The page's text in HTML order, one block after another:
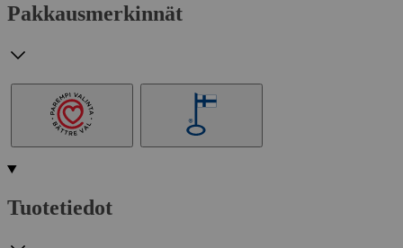
Pakkausmerkinnät
Tuotetiedot